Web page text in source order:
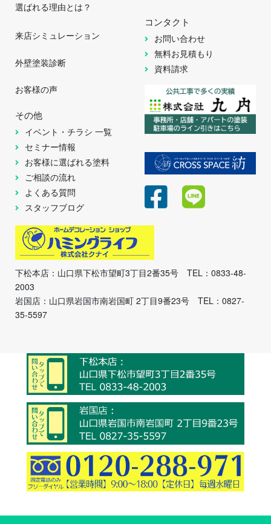
選ばれる理由とは？
来店シミュレーション
外壁塗装診断
お客様の声
その他
イベント・チラシ 一覧
セミナー情報
お客様に選ばれる塗料
ご相談の流れ
よくある質問
スタッフブログ
コンタクト
お問い合わせ
無料お見積もり
資料請求
下松本店：山口県下松市望町3丁目2番35号 TEL：0833-48-
2003
岩国店：山口県岩国市南岩国町 2丁目9番23号 TEL：0827-
35-5597